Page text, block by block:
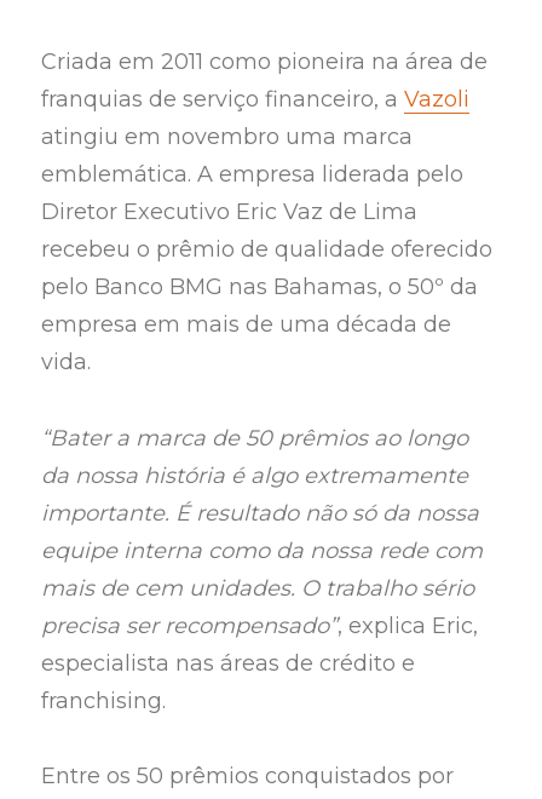
Criada em 2011 como pioneira na área de
franquias de serviço financeiro, aVazoli
atingiu em novembro uma marca
emblemática. A empresa liderada pelo
Diretor Executivo Eric Vaz de Lima
recebeu o prêmio de qualidade oferecido
pelo Banco BMG nas Bahamas, o 50º da
empresa em mais de uma década de
vida.
“Bater a marca de 50 prêmios ao longo
da nossa história é algo extremamente
importante. É resultado não só da nossa
equipe interna como da nossa rede com
mais de cem unidades. O trabalho sério
precisa ser recompensado”, explica Eric,
especialista nas áreas de crédito e
franchising.
Entre os 50 prêmios conquistados por